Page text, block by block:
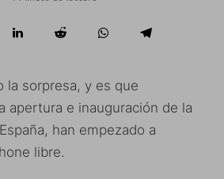
la sorpresa, y es que
apertura e inauguración de la
han empezado a
libre.